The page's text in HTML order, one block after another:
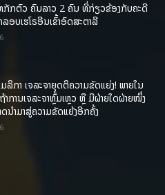
ກັກຕົວ ຄົນລາວ 2 ຄົນ ທີ່ກ່ຽວຂ້ອງກັບຄະດີ
ອບເຮໂຣອີນເຂົ້າອົດສະຕາລີ
ລິກາ ເຈລະຈາຍຸດຕິຄວາມຂັດແຍ່ງ! ພາຍໃນ
ການເຈລະຈາຫຼົ້ມເຫຼວ ຫຼື ມີຝ່າຍໃດຝ່າຍໜຶ່ງ
ນໍາມາສູ່ຄວາມຂັດແຍ້ງອີກຄັ້ງ